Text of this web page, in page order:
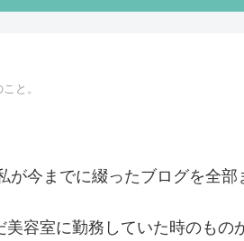
と。
が今までに綴ったブログを全部
美容室に勤務していた時のも